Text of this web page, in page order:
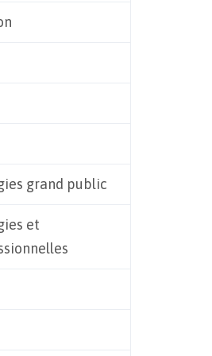
grand public
et